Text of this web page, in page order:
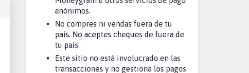
anónimos.
No compres ni vendas fuera de tu
país. No aceptes cheques de fuera de
tu país
Este sitio no está involucrado en las
transacciones y no gestiona los pagos